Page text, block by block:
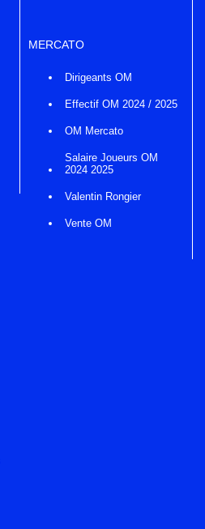
MERCATO
Dirigeants OM
Effectif OM 2024 / 2025
OM Mercato
Salaire Joueurs OM
2024 2025
Valentin Rongier
Vente OM